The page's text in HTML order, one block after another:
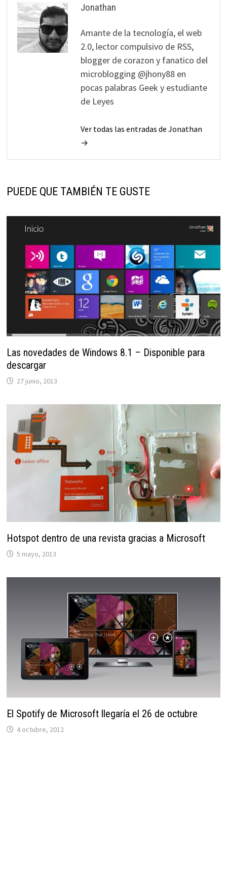
Jonathan
Amante de la tecnología, el web
2.0, lector compulsivo de RSS,
blogger de corazon y fanatico del
microblogging @jhony88 en
pocas palabras Geek y estudiante
de Leyes
Ver todas las entradas de Jonathan
→
PUEDE QUE TAMBIÉN TE GUSTE
Las novedades de Windows 8.1 – Disponible para
descargar
27 junio, 2013
Hotspot dentro de una revista gracias a Microsoft
5 mayo, 2013
El Spotify de Microsoft llegaría el 26 de octubre
4 octubre, 2012